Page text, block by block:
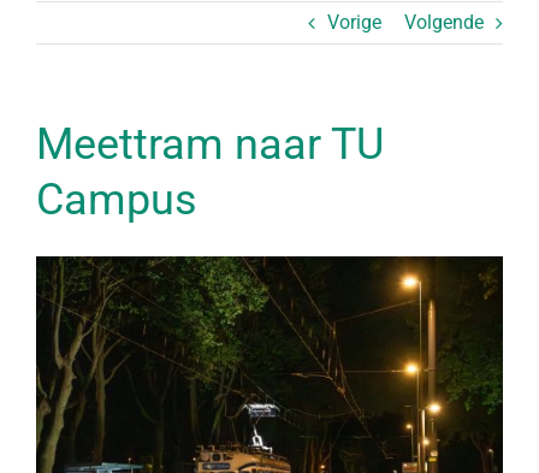
Vorige Volgende
Meettram naar TU
Campus